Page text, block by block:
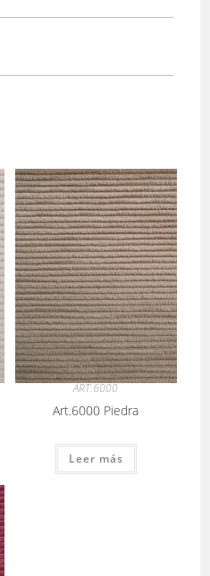
ART.6000
Art.6000 Piedra
Leer más